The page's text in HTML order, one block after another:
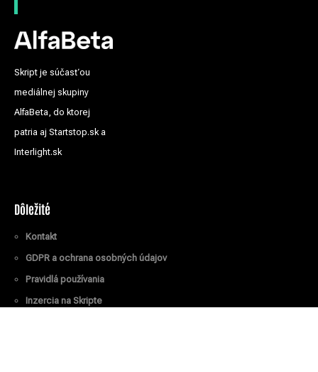
Skript je súčasťou
mediálnej skupiny
AlfaBeta, do ktorej
patria aj Startstop.sk a
Interlight.sk
Dôležité
Kontakt
GDPR a ochrana osobných údajov
Pravidlá používania
Inzercia na Skripte